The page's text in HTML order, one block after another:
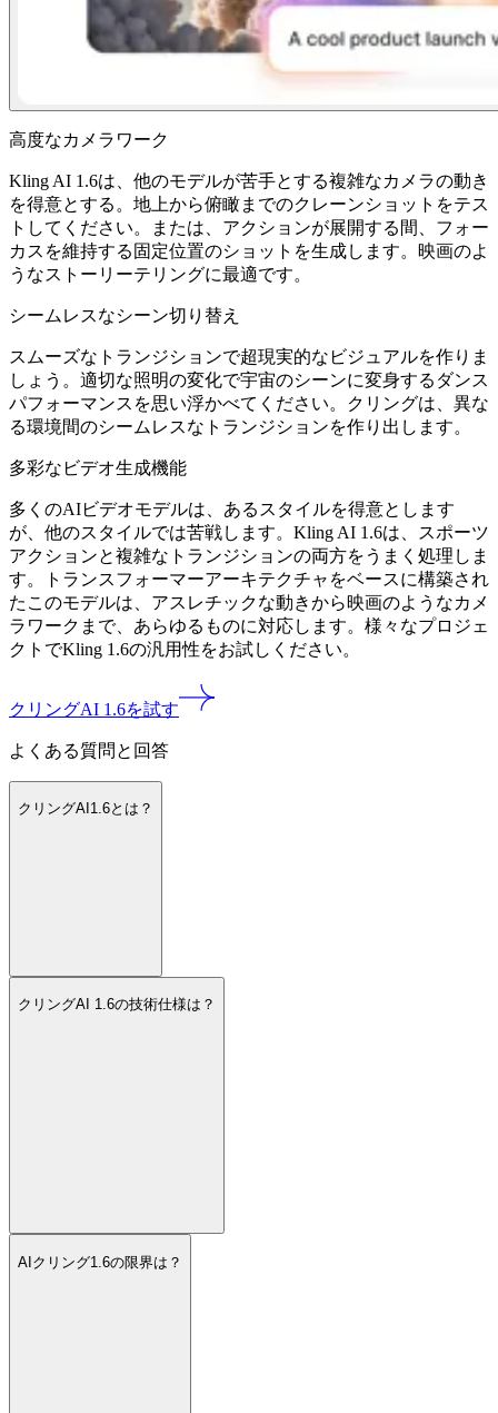
高度なカメラワーク
Kling AI 1.6は、他のモデルが苦手とする複雑なカメラの動き
を得意とする。地上から俯瞰までのクレーンショットをテス
トしてください。または、アクションが展開する間、フォー
カスを維持する固定位置のショットを生成します。映画のよ
うなストーリーテリングに最適です。
シームレスなシーン切り替え
スムーズなトランジションで超現実的なビジュアルを作りま
しょう。適切な照明の変化で宇宙のシーンに変身するダンス
パフォーマンスを思い浮かべてください。クリングは、異な
る環境間のシームレスなトランジションを作り出します。
多彩なビデオ生成機能
多くのAIビデオモデルは、あるスタイルを得意とします
が、他のスタイルでは苦戦します。Kling AI 1.6は、スポーツ
アクションと複雑なトランジションの両方をうまく処理しま
す。トランスフォーマーアーキテクチャをベースに構築され
たこのモデルは、アスレチックな動きから映画のようなカメ
ラワークまで、あらゆるものに対応します。様々なプロジェ
クトでKling 1.6の汎用性をお試しください。
クリングAI 1.6を試す
よくある質問と回答
クリングAI1.6とは？
クリングAI 1.6の技術仕様は？
AIクリング1.6の限界は？